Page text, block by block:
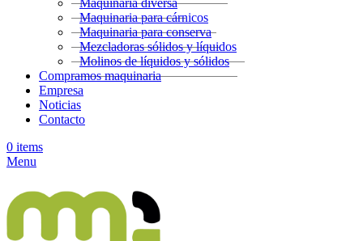
Maquinaria diversa
Maquinaria para cárnicos
Maquinaria para conserva
Mezcladoras sólidos y líquidos
Molinos de líquidos y sólidos
Compramos maquinaria
Empresa
Noticias
Contacto
0 items
Menu